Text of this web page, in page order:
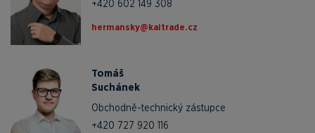
+420 602 149 308
zc.edartiak@yksnamreh
Tomáš
Suchánek
Obchodně-technický zástupce
+420 727 920 116